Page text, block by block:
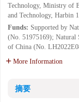
Technology, Ministry of
and Technology, Harbin
Funds: Supported by
(No. 51975169); Natural
of China (No.
More Information
摘要